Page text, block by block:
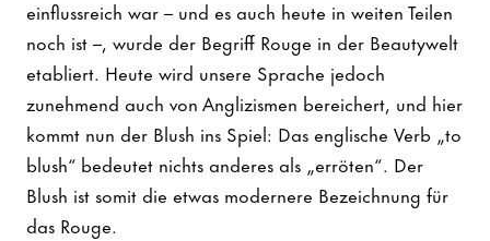
einflussreich war – und es auch heute in weiten Teilen
noch ist –, wurde der Begriff Rouge in der Beautywelt
etabliert. Heute wird unsere Sprache jedoch
zunehmend auch von Anglizismen bereichert, und hier
kommt nun der Blush ins Spiel: Das englische Verb „to
blush“ bedeutet nichts anderes als „erröten“. Der
Blush ist somit die etwas modernere Bezeichnung für
das Rouge.